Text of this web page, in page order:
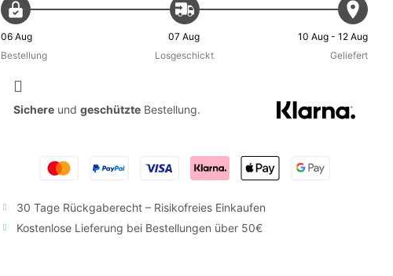
06 Aug
Bestellung
07 Aug
Losgeschickt
10 Aug - 12 Aug
Geliefert
Sichere und geschützte Bestellung.
30 Tage Rückgaberecht – Risikofreies Einkaufen
Kostenlose Lieferung bei Bestellungen über 50€